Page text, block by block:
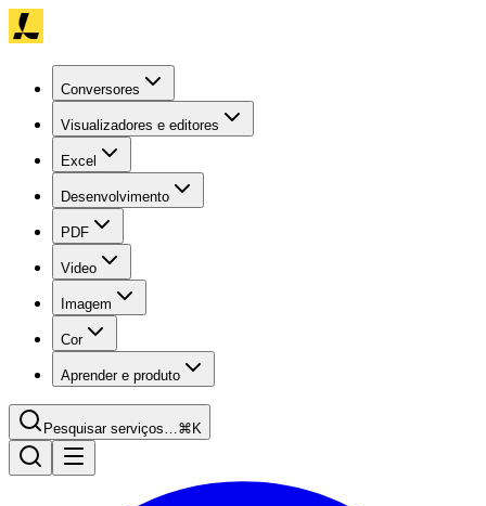
Conversores
Visualizadores e editores
Excel
Desenvolvimento
PDF
Video
Imagem
Cor
Aprender e produto
Pesquisar serviços…⌘K